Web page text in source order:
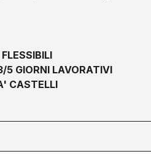
5 GIORNI LAVORATIVI
CASTELLI